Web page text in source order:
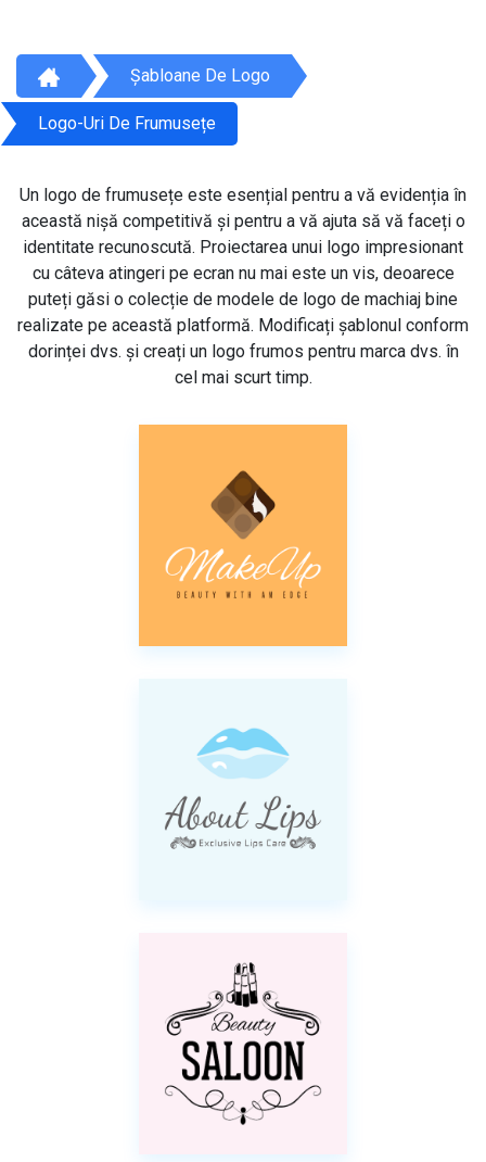
Șabloane De Logo
Logo-Uri De Frumusețe
Un logo de frumusețe este esențial pentru a vă evidenția în
această nișă competitivă și pentru a vă ajuta să vă faceți o
identitate recunoscută. Proiectarea unui logo impresionant
cu câteva atingeri pe ecran nu mai este un vis, deoarece
puteți găsi o colecție de modele de logo de machiaj bine
realizate pe această platformă. Modificați șablonul conform
dorinței dvs. și creați un logo frumos pentru marca dvs. în
cel mai scurt timp.